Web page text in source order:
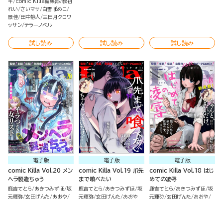
キ comic Killa編集部 教祖
れい さいマサ
白雪ぽめこ
景佳 田中静人 三日月クロワ
ッサン テラーノベル
試し読み 試し読み 試し読み
電子版
comic Killa Vol.20 メン
ヘラ製造ちゅう
鹿吉てとら あきつみずほ 坂
元輝弥 玄田げんた
あおや
電子版
comic Killa Vol.19 爪先
まで喰べたい
鹿吉てとら あきつみずほ 坂
元輝弥 玄田げんた あおや
電子版
comic Killa Vol.18 はじ
めての凌辱
鹿吉てとら あきつみずほ 坂
元輝弥 玄田げんた
あおや